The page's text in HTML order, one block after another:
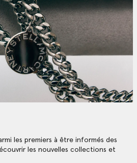
les premiers à être informés des
les nouvelles collections et